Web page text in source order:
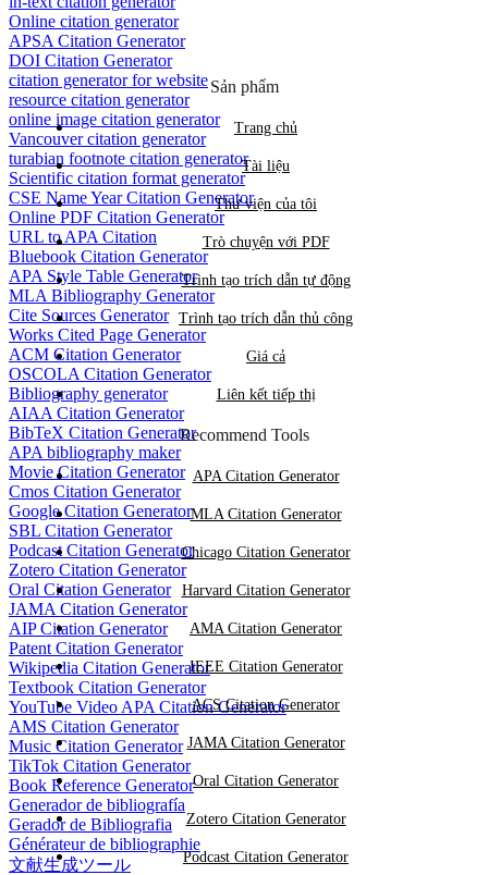
Online citation generator
APSA Citation Generator
DOI Citation Generator
citation generator for website
resource citation generator
online image citation generator
Vancouver citation generator
turabian footnote citation generator
Scientific citation format generator
CSE Name Year Citation Generator
Online PDF Citation Generator
URL to APA Citation
Bluebook Citation Generator
APA Style Table Generator
MLA Bibliography Generator
Cite Sources Generator
Works Cited Page Generator
ACM Citation Generator
OSCOLA Citation Generator
Bibliography generator
AIAA Citation Generator
BibTeX Citation Generator
APA bibliography maker
Movie Citation Generator
Cmos Citation Generator
Google Citation Generator
SBL Citation Generator
Podcast Citation Generator
Zotero Citation Generator
Oral Citation Generator
JAMA Citation Generator
AIP Citation Generator
Patent Citation Generator
Wikipedia Citation Generator
Textbook Citation Generator
YouTube Video APA Citation Generator
AMS Citation Generator
Music Citation Generator
TikTok Citation Generator
Book Reference Generator
Generador de bibliografía
Gerador de Bibliografia
Générateur de bibliographie
文献生成ツール
Sản phẩm
Trang chủ
Tài liệu
Thư viện của tôi
Trò chuyện với PDF
Trình tạo trích dẫn tự động
Trình tạo trích dẫn thủ công
Giá cả
Liên kết tiếp thị
Recommend Tools
APA Citation Generator
MLA Citation Generator
Chicago Citation Generator
Harvard Citation Generator
AMA Citation Generator
IEEE Citation Generator
ACS Citation Generator
JAMA Citation Generator
Oral Citation Generator
Zotero Citation Generator
Podcast Citation Generator